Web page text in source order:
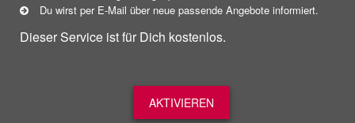
Du wirst per E-Mail über neue passende Angebote informiert.
Dieser Service ist für Dich kostenlos.
AKTIVIEREN